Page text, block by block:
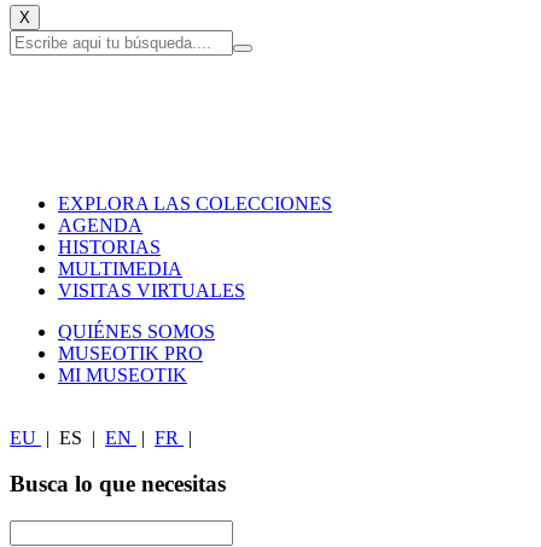
X
EXPLORA LAS COLECCIONES
AGENDA
HISTORIAS
MULTIMEDIA
VISITAS VIRTUALES
QUIÉNES SOMOS
MUSEOTIK PRO
MI MUSEOTIK
EU | ES | EN | FR |
Busca lo que necesitas